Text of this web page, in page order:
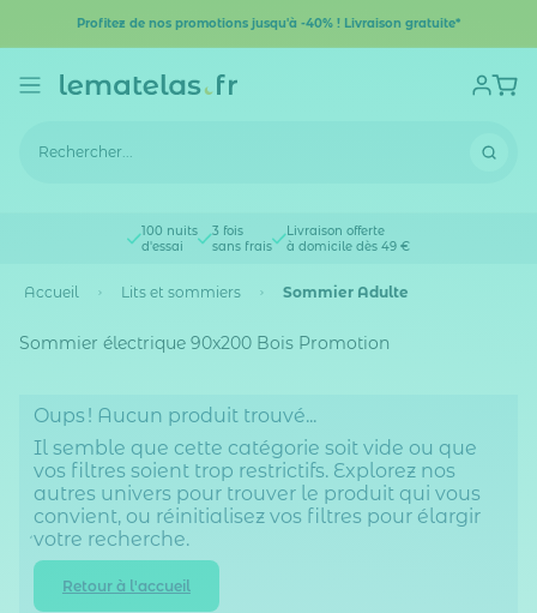
Profitez de nos promotions jusqu'à -40% ! Livraison gratuite*
100 nuits
d'essai
3 fois
sans frais
Livraison offerte
à domicile dès 49 €
Accueil Lits et sommiers Sommier Adulte
Sommier électrique 90x200 Bois Promotion
Oups ! Aucun produit trouvé...
Il semble que cette catégorie soit vide ou que
vos filtres soient trop restrictifs. Explorez nos
autres univers pour trouver le produit qui vous
convient, ou réinitialisez vos filtres pour élargir
votre recherche.
Retour à l'accueil